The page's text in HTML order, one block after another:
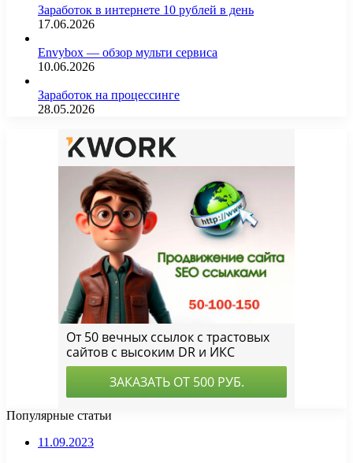
Заработок в интернете 10 рублей в день
17.06.2026
Envybox — обзор мульти сервиса
10.06.2026
Заработок на процессинге
28.05.2026
Популярные статьи
11.09.2023